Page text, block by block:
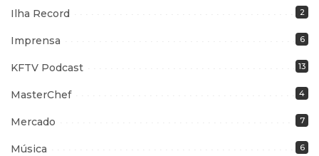
Ilha Record 2
Imprensa 6
KFTV Podcast 13
MasterChef 4
Mercado 7
Música 6